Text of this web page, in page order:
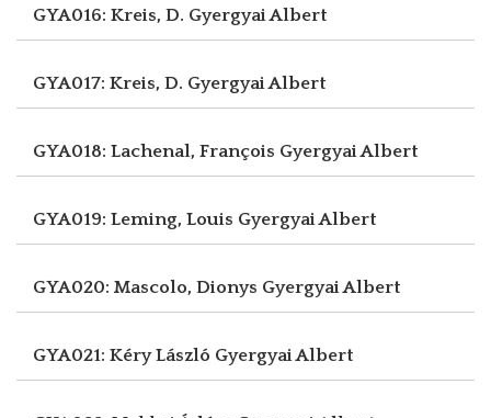
GYA016: Kreis, D. Gyergyai Albert
GYA017: Kreis, D. Gyergyai Albert
GYA018: Lachenal, François Gyergyai Albert
GYA019: Leming, Louis Gyergyai Albert
GYA020: Mascolo, Dionys Gyergyai Albert
GYA021: Kéry László Gyergyai Albert